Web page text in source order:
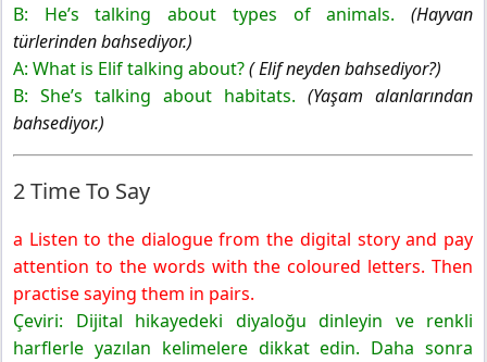
B: He’s talking about types of animals.
(Hayvan
türlerinden bahsediyor.)
A: What is Elif talking about?( Elif neyden bahsediyor?)
B: She’s talking about habitats. (Yaşam alanlarından
bahsediyor.)
2 Time To Say
a Listen to the dialogue from the digital story and pay
attention to the words with the coloured letters. Then
practise saying them in pairs.
Çeviri: Dijital hikayedeki diyaloğu dinleyin ve renkli
harflerle yazılan kelimelere dikkat edin. Daha sonra